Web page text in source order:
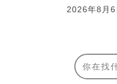
2026年8月